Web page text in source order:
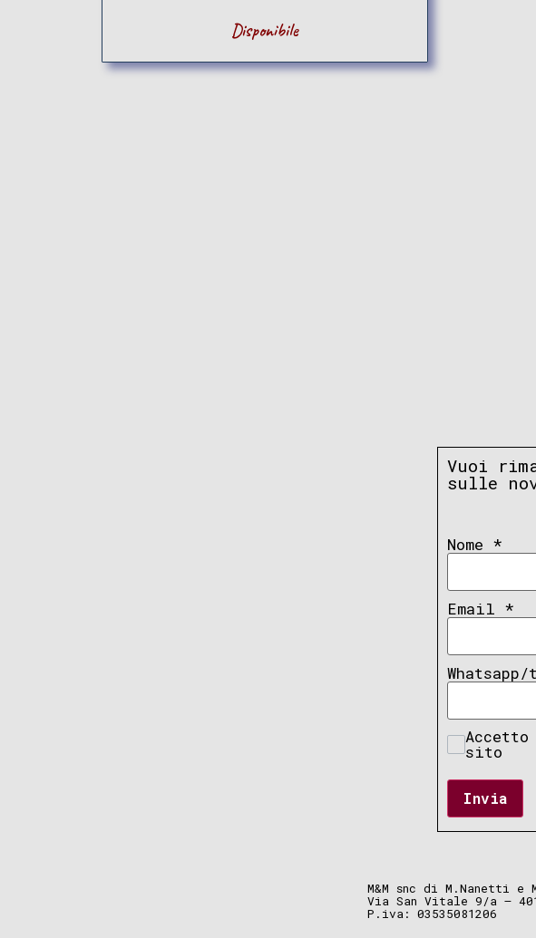
Disponibile
Vuoi
sulle
Nome *
Email *
sito
Invia
M&M snc di M.Nanetti e
Via San Vitale 9/a –
P.iva: 03535081206